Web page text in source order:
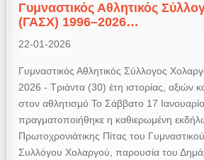
Γυμναστικός Αθλητικός
(ΓΑΣΧ) 1996–2026…
22-01-2026
Γυμναστικός Αθλητικός Σύλλογος
2026 - Τριάντα (30) έτη ιστορίας, αξιών
στον αθλητισμό Το Σάββατο 17
πραγματοποιήθηκε η καθιερωμένη
Πρωτοχρονιάτικης Πίτας του
Συλλόγου Χολαργού, παρουσία του